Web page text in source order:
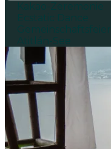
Kakao-Zeremonie
Ecstatic Dance
Gemeinschaftsfeier
Atitlán-See